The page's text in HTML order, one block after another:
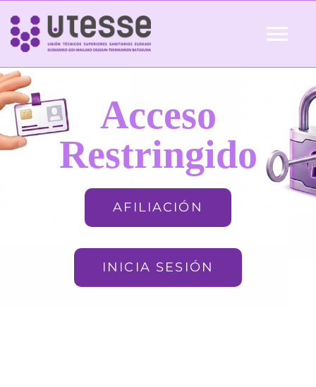
Skip
content
Inicio
QUIÉNES SOMOS Acceso
Restringido
AFILIACIÓN
INICIA SESIÓN